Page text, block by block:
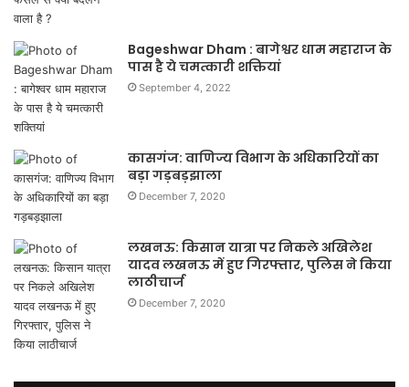
Bageshwar Dham : बागेश्वर धाम महाराज के
पास है ये चमत्कारी शक्तियां
September 4, 2022
कासगंज: वाणिज्य विभाग के अधिकारियों का
बड़ा गड़बड़झाला
December 7, 2020
लखनऊ: किसान यात्रा पर निकले अखिलेश
यादव लखनऊ में हुए गिरफ्तार, पुलिस ने किया
लाठीचार्ज
December 7, 2020